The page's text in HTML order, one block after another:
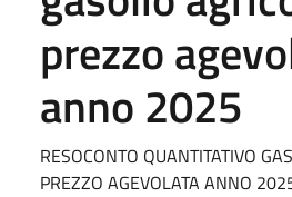
prezzo
anno 2025
RESOCONTO QUANTITATIVO
PREZZO AGEVOLATA ANNO